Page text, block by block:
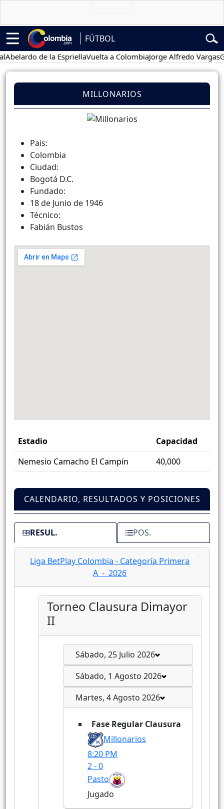
FÚTBOL
de la EspriellaVuelta a ColombiaJorge Alfredo Vargas
MILLONARIOS
Pais:
Colombia
Ciudad:
Bogotá D.C.
Fundado:
18 de Junio de 1946
Técnico:
Fabián Bustos
Estadio
Capacidad
Nemesio Camacho El Campín
40,000
CALENDARIO, RESULTADOS Y POSICIONES
RESUL. POS.
Liga BetPlay Colombia - Categoría Primera
A - 2026
Torneo Clausura Dimayor
II
Sábado, 25 Julio 2026
Sábado, 1 Agosto 2026
Martes, 4 Agosto 2026
Fase Regular Clausura
Millonarios
8:20 PM
2-0
Pasto
Jugado